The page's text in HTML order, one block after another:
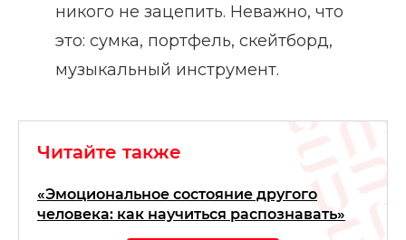
никого не зацепить. Неважно, что
это: сумка, портфель, скейтборд,
музыкальный инструмент.
Читайте также
«Эмоциональное состояние другого
человека: как научиться распознавать»